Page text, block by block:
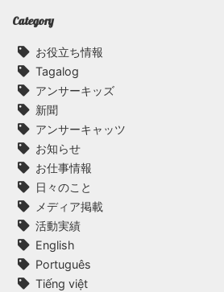
Category
お役立ち情報
Tagalog
アンサーキッズ
新聞
アンサーキャッツ
お知らせ
お仕事情報
日々のこと
メディア掲載
活動実績
English
Português
Tiếng việt